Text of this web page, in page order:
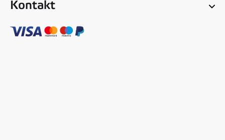
Kontakt